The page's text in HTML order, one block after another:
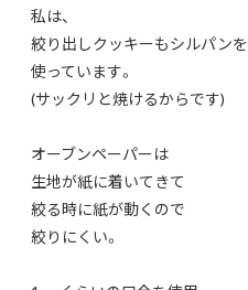
私は、
絞り出しクッキーもシルパンを
使っています。
(サックリと焼けるからです)
オーブンペーパーは
生地が紙に着いてきて
絞る時に紙が動くので
絞りにくい。